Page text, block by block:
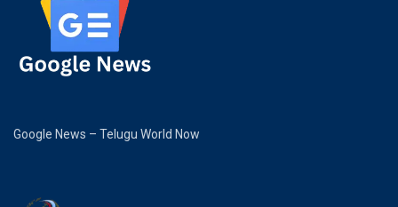
Google News – Telugu World Now